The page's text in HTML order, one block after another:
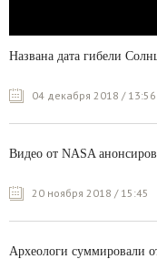
Названа дата гибели
04 декабря 2018 / 13:56
Видео от NASA
20 ноября 2018 / 15:45
Археологи суммировали